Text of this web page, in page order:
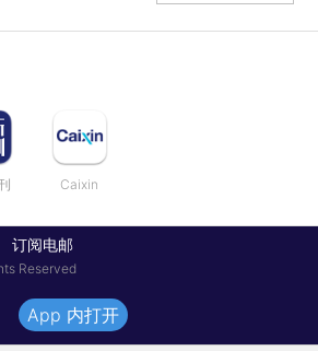
Caixin
订阅电邮
Reserved
App 内打开